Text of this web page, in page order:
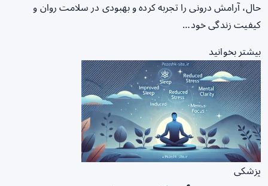
حال، آرامش درونی را تجربه کرده و بهبودی در سلامت روان و
کیفیت زندگی خود…
بیشتر بخوانید
پزشکی